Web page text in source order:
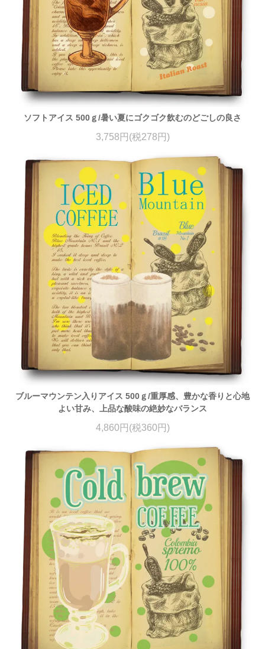
ソフトアイス 500ｇ/暑い夏にゴクゴク飲むのどごしの良さ
3,758円(税278円)
ブルーマウンテン入りアイス 500ｇ/重厚感、豊かな香りと心地
よい甘み、上品な酸味の絶妙なバランス
4,860円(税360円)